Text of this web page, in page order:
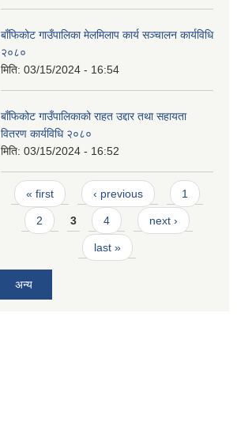
बाँफिकोट गाउँपालिका मेलमिलाप कार्य सञ्चालन कार्यविधि
२०८०
मिति: 03/15/2024 - 16:54
बाँफिकोट गाउँपालिकाको राहत उद्दार तथा सहायता
वितरण कार्यविधि २०८०
मिति: 03/15/2024 - 16:52
Pages
« first ‹ previous 1
2 3 4 next ›
last »
अन्य